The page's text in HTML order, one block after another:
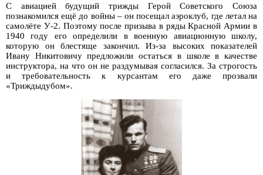
С авиацией будущий трижды Герой Советского Союза
познакомился ещё до войны – он посещал аэроклуб, где летал на
самолёте У-2. Поэтому после призыва в ряды Красной Армии в
1940 году его определили в военную авиационную школу,
которую он блестяще закончил. Из-за высоких показателей
Ивану Никитовичу предложили остаться в школе в качестве
инструктора, на что он не раздумывая согласился. За строгость
и требовательность к курсантам его даже прозвали
«Триждыдубом».